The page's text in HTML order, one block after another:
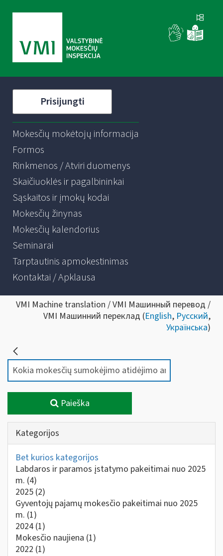
Prisijungti
Mokesčių mokėtojų informacija
Formos
Rinkmenos / Atviri duomenys
Skaičiuoklės ir pagalbininkai
Sąskaitos ir įmokų kodai
Mokesčių žinynas
Mokesčių kalendorius
Seminarai
Tarptautinis apmokestinimas
Kontaktai / Apklausa
VMI Machine translation / VMI Машинный перевод /
VMI Машинний переклад (English, Русский,
Українська)
Paieška
Kategorijos
Bet kurios kategorijos
Labdaros ir paramos įstatymo pakeitimai nuo 2025
m. (4)
2025 (2)
Gyventojų pajamų mokesčio pakeitimai nuo 2025
m. (1)
2024 (1)
Mokesčio naujiena (1)
2022 (1)